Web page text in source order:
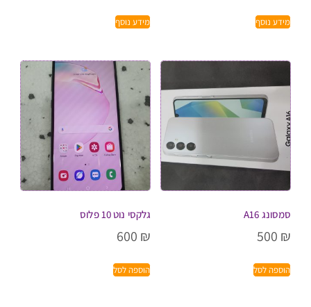
מידע נוסף מידע נוסף
סמסונג A16
500 ₪
הוספה לסל
גלקסי נוט 10 פלוס
600 ₪
הוספה לסל